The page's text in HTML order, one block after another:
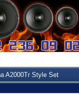
A2000Tr Style Set